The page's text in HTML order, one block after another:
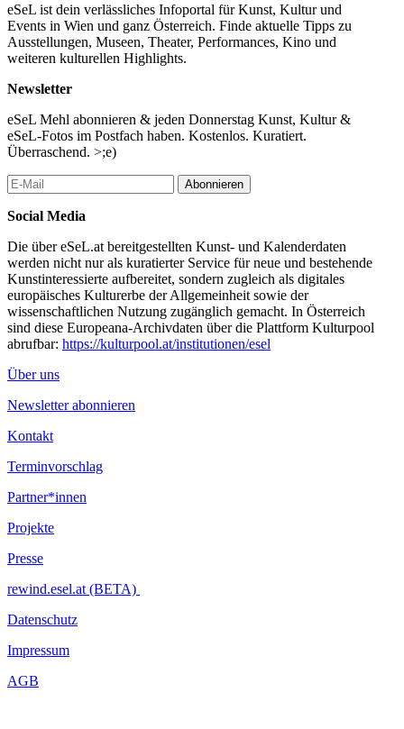
eSeL ist dein verlässliches Infoportal für Kunst, Kultur und
Events in Wien und ganz Österreich. Finde aktuelle Tipps zu
Ausstellungen, Museen, Theater, Performances, Kino und
weiteren kulturellen Highlights.
Newsletter
eSeL Mehl abonnieren & jeden Donnerstag Kunst, Kultur &
eSeL-Fotos im Postfach haben. Kostenlos. Kuratiert.
Überraschend. >;e)
Abonnieren
Social Media
Die über eSeL.at bereitgestellten Kunst- und Kalenderdaten
werden nicht nur als kuratierter Service für neue und bestehende
Kunstinteressierte aufbereitet, sondern zugleich als digitales
europäisches Kulturerbe der Allgemeinheit sowie der
wissenschaftlichen Nutzung zugänglich gemacht. In Österreich
sind diese Europeana-Archivdaten über die Plattform Kulturpool
abrufbar: https://kulturpool.at/institutionen/esel
Über uns
Newsletter abonnieren
Kontakt
Terminvorschlag
Partner*innen
Projekte
Presse
rewind.esel.at (BETA)
Datenschutz
Impressum
AGB